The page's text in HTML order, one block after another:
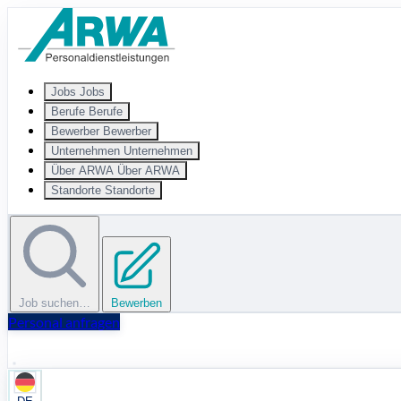
Zum Hauptinhalt springen
Jobs Jobs
Berufe Berufe
Bewerber Bewerber
Unternehmen Unternehmen
Über ARWA Über ARWA
Standorte Standorte
Job suchen… Bewerben
Personal anfragen